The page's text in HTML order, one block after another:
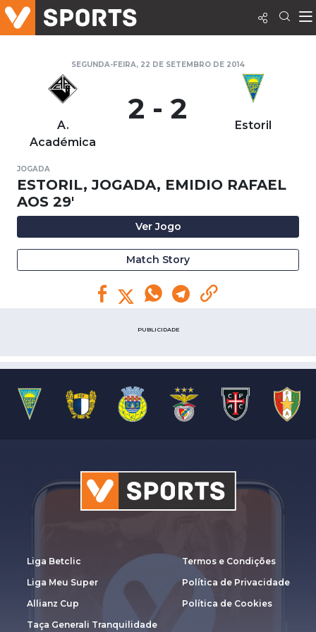
SEGUNDA-FEIRA, 22 DE SETEMBRO DE 2014
A.
Académica
2 - 2 Estoril
JOGADA
ESTORIL, JOGADA, EMIDIO RAFAEL
AOS 29'
Ver Jogo
Match Story
PUBLICIDADE
Liga Betclic
Liga Meu Super
Allianz Cup
Taça Generali Tranquilidade
Termos e Condições
Política de Privacidade
Política de Cookies